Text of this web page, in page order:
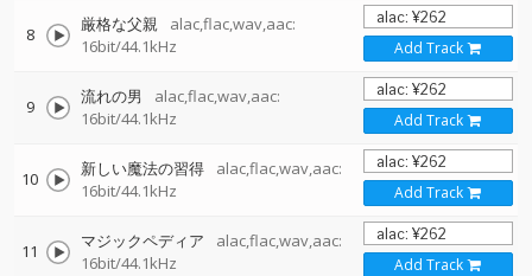
8 厳格な父親
alac,flac,wav,aac:
16bit/44.1kHz
Add Track
9 流れの男
alac,flac,wav,aac:
16bit/44.1kHz
Add Track
10 新しい魔法の習得
alac,flac,wav,aac:
16bit/44.1kHz
Add Track
11 マジックペディア
alac,flac,wav,aac:
16bit/44.1kHz
Add Track